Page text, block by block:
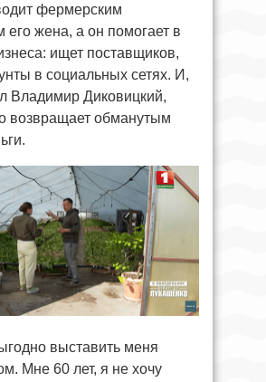
фермерским
его жена, а он помогает в
ищет поставщиков,
в социальных сетях. И,
Владимир Диковицкий,
возвращает обманутым
выставить меня
Мне 60 лет, я не хочу